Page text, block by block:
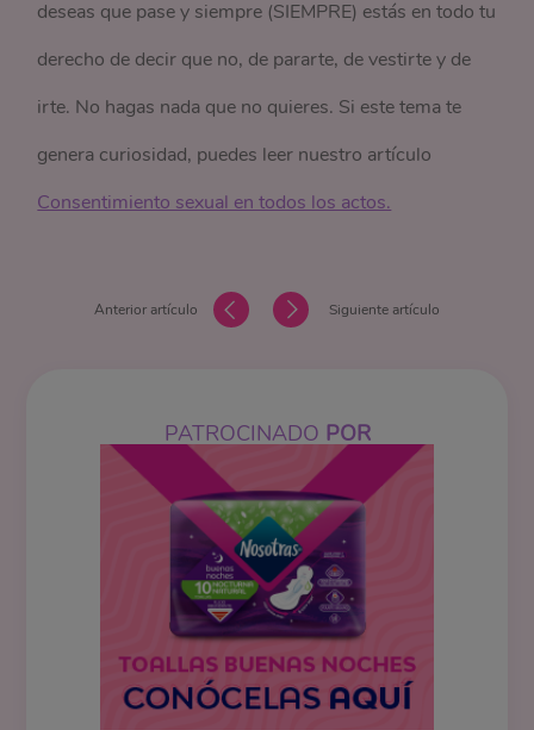
deseas que pase y siempre (SIEMPRE) estás en todo tu
derecho de decir que no, de pararte, de vestirte y de
irte. No hagas nada que no quieres. Si este tema te
genera curiosidad, puedes leer nuestro artículo
Consentimiento sexual en todos los actos.
Anterior artículo Siguiente artículo
PATROCINADO POR